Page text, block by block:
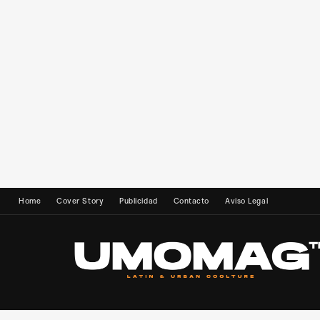
Home Cover Story Publicidad Contacto Aviso Legal